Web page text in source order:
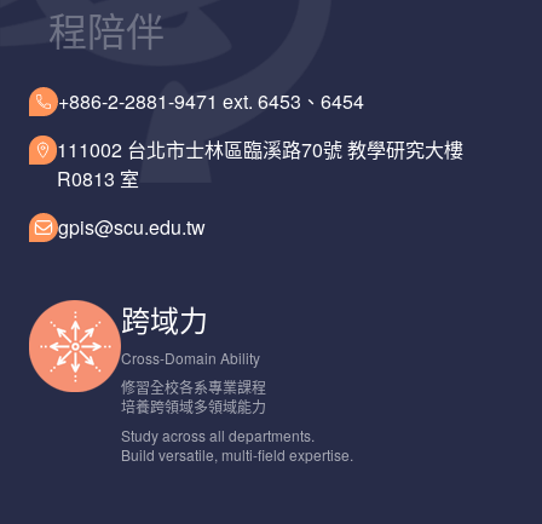
程陪伴
+886-2-2881-9471 ext. 6453、6454
111002 台北市士林區臨溪路70號 教學研究大樓
R0813 室
gpis@scu.edu.tw
跨域力
Cross-Domain Ability
修習全校各系專業課程
培養跨領域多領域能力
Study across all departments.
Build versatile, multi-field expertise.